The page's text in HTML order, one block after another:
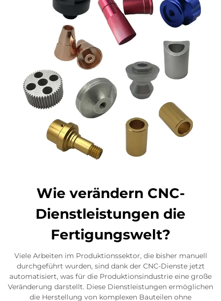
Kontaktieren Sie uns
Wie verändern CNC-
Dienstleistungen die
Fertigungswelt?
Viele Arbeiten im Produktionssektor, die bisher manuell
durchgeführt wurden, sind dank der CNC-Dienste jetzt
automatisiert, was für die Produktionsindustrie eine große
Veränderung darstellt. Diese Dienstleistungen ermöglichen
die Herstellung von komplexen Bauteilen ohne